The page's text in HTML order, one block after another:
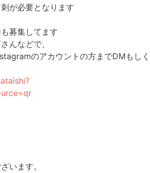
が必要となります
募集してます
んなどで、
のアカウントの方までDMもしく
います。